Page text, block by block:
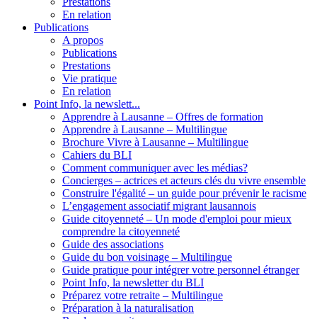
En relation
Publications
A propos
Publications
Prestations
Vie pratique
En relation
Point Info, la newslett...
Apprendre à Lausanne – Offres de formation
Apprendre à Lausanne – Multilingue
Brochure Vivre à Lausanne – Multilingue
Cahiers du BLI
Comment communiquer avec les médias?
Concierges – actrices et acteurs clés du vivre ensemble
Construire l'égalité – un guide pour prévenir le racisme
L’engagement associatif migrant lausannois
Guide citoyenneté – Un mode d'emploi pour mieux
comprendre la citoyenneté
Guide des associations
Guide du bon voisinage – Multilingue
Guide pratique pour intégrer votre personnel étranger
Point Info, la newsletter du BLI
Préparez votre retraite – Multilingue
Préparation à la naturalisation